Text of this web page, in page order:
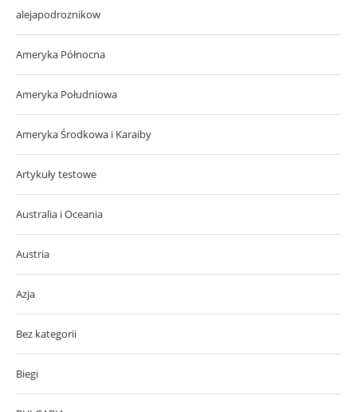
alejapodroznikow
Ameryka Północna
Ameryka Południowa
Ameryka Środkowa i Karaiby
Artykuły testowe
Australia i Oceania
Austria
Azja
Bez kategorii
Biegi